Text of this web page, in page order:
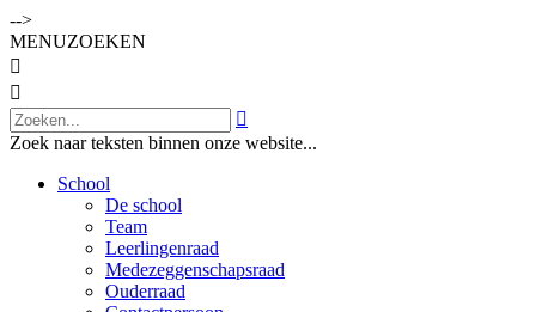
-->
MENUZOEKEN



Zoek naar teksten binnen onze website...
School
De school
Team
Leerlingenraad
Medezeggenschapsraad
Ouderraad